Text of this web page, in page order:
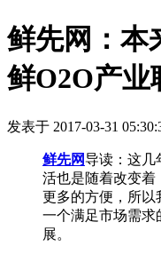
鲜先网：本
鲜O2O产业
发表于 2017-03-31
鲜先网导读：这几
活也是随着改变着
更多的方便，所以
一个满足市场需求
展。